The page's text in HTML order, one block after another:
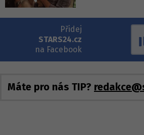
Přidej
STARS24.cz
na Facebook
Máte pro nás TIP?